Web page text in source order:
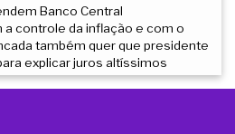
Banco Central
controle da inflação e com o
também quer que presidente
explicar juros altíssimos